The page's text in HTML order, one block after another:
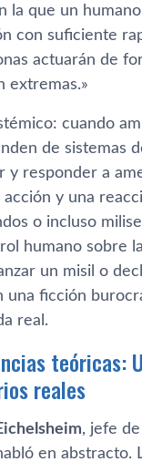
la que un
con suficiente
actuarán de
extremas.»
cuando
de sistemas
y responder a
y una
o incluso
humano sobre
un misil o
ficción
real.
teóricas:
reales
, jefe
en abstracto.